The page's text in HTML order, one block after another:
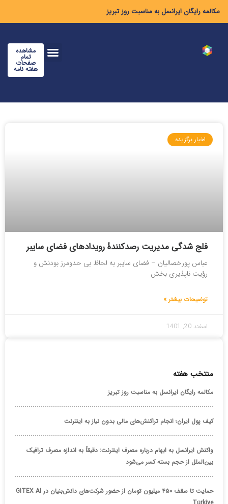
مکالمه رایگان ایرانسل به مناسبت روز تبریز
مشاهده
تمام
صفحات
هفته نامه
اخبار برگزیده
فلج شدگی مدیریت رصدکنندۀ رویدادهای فضای سایبر
عباس پورخصالیان – فضای سایبر به لحاظ بی حدومرز بودنش و
رؤیت ناپذیری بخش
توضیحات بیشتر »
اسفند 20, 1401
منتخب هفته
مکالمه رایگان ایرانسل به مناسبت روز تبریز
کیف پول ایران؛ انجام تراکنش‌های مالی بدون نیاز به اینترنت
واکنش ایرانسل به ابهام درباره مصرف اینترنت: دقیقاً به اندازه مصرف ترافیک
بین‌الملل از حجم بسته کسر می‌شود
حمایت تا سقف ۴۵۰ میلیون تومان از حضور شرکت‌های دانش‌بنیان در GITEX AI